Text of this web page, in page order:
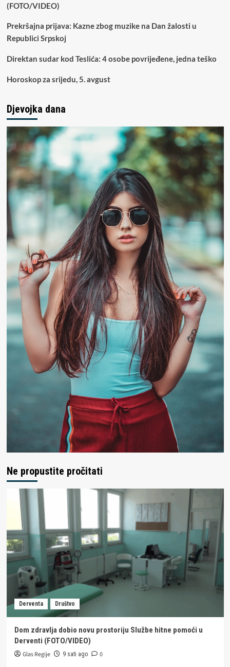
(FOTO/VIDEO)
Prekršajna prijava: Kazne zbog muzike na Dan žalosti u
Republici Srpskoj
Direktan sudar kod Teslića: 4 osobe povrijeđene, jedna teško
Horoskop za srijedu, 5. avgust
Djevojka dana
Ne propustite pročitati
Derventa Društvo
Dom zdravlja dobio novu prostoriju Službe hitne pomoći u
Derventi (FOTO/VIDEO)
Glas Regije 9 sati ago 0